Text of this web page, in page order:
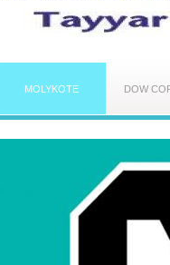
MOLYKOTE DOW